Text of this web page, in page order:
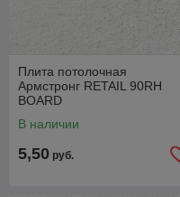
Плита потолочная
Армстронг RETAIL 90RH
BOARD
В наличии
5,50 руб.